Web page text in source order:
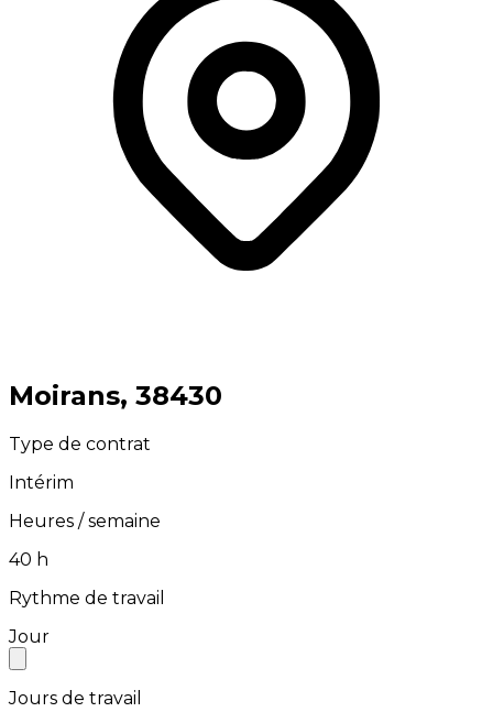
⁨Moirans⁩, ⁨38430⁩
Type de contrat
Intérim
Heures / semaine
⁨40⁩ h
Rythme de travail
Jour
Jours de travail